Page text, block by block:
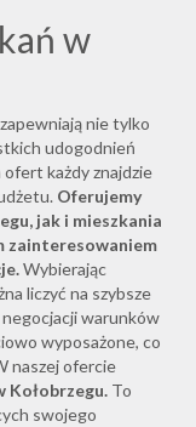
w
nie tylko
udogodnień
każdy znajdzie
Oferujemy
jak i mieszkania
zainteresowaniem
Wybierając
liczyć na szybsze
warunków
wyposażone, co
naszej ofercie
Kołobrzegu. To
swojego